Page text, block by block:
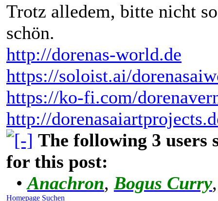
Trotz alledem, bitte nicht
schön.
http://dorenas-world.de
https://soloist.ai/
https://ko-fi.com/
http://
The following 3 users
for this post:
•Anachron, Bogus Curry
Homepage Suchen